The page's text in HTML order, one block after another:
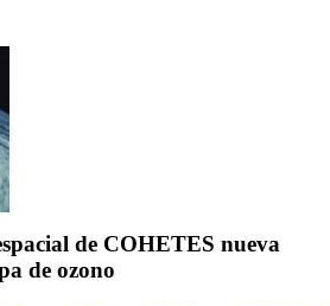
de COHETES nueva
de ozono